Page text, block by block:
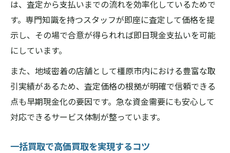
法
奈良県橿原市買取大吉が選ばれる理由を紹
奈良県橿原市買取大吉利用者の満足ポイン
ト
は、査定から支払いまでの流れを効率化しているためで
す。専門知識を持つスタッフが即座に査定して価格を提
示し、その場で合意が得られれば即日現金支払いを可能
にしています。
また、地域密着の店舗として橿原市内における豊富な取
引実績があるため、査定価格の根拠が明確で信頼できる
点も早期現金化の要因です。急な資金需要にも安心して
対応できるサービス体制が整っています。
一括買取で高価買取を実現するコツ